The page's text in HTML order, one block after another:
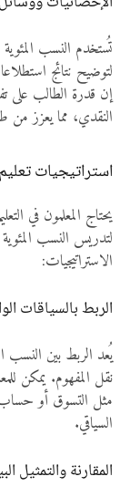
تُستخدم النسب
لتوضيح نتائج
إن قدرة الطالب على
النقدي، مما يعزز من
استراتيجيات
يحتاج المعلمون في
لتدريس النسب
الاستراتيجيات:
الربط بالسياقات
يُعد الربط بين النسب
نقل المفهوم. يمكن
مثل التسوق أو حساب
السياقي.
المقارنة والتمثيل